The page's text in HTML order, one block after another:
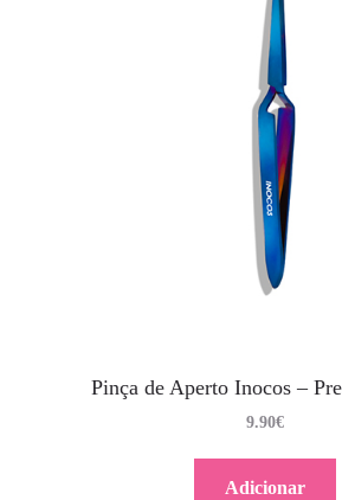
Pinça de Aperto Inocos –
9.90€
Adicionar